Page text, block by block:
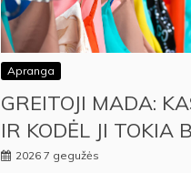
Apranga
GREITOJI MADA:
IR KODĖL JI TOKIA
2026 7 gegužės